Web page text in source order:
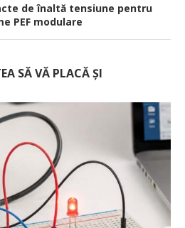
de înaltă tensiune pentru
PEF modulare
SĂ VĂ PLACĂ ȘI